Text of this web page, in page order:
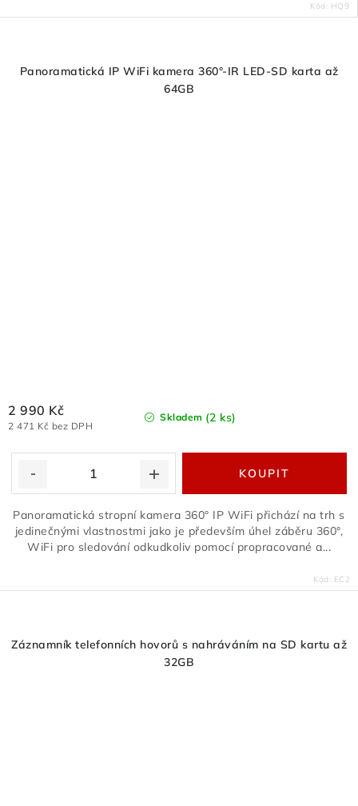
Kód: HQ9
Panoramatická IP WiFi kamera 360°-IR LED-SD karta až
64GB
Skladem (2 ks)
2 471 Kč bez DPH
2 990 Kč
Panoramatická stropní kamera 360° IP WiFi přichází na trh s
jedinečnými vlastnostmi jako je především úhel záběru 360°,
WiFi pro sledování odkudkoliv pomocí propracované a...
Kód: EC2
Záznamník telefonních hovorů s nahráváním na SD kartu až
32GB